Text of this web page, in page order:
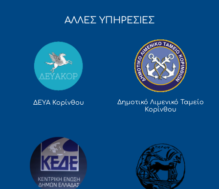
ΑΛΛΕΣ ΥΠΗΡΕΣΙΕΣ
ΔΕΥΑ Κορίνθου
Δημοτικό Λιμενικό Ταμείο
Κορίνθου